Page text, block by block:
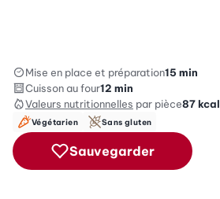
Mise en place et préparation15 min
Cuisson au four12 min
Valeurs nutritionnelles par pièce87kcal
Végétarien Sans gluten
Sauvegarder